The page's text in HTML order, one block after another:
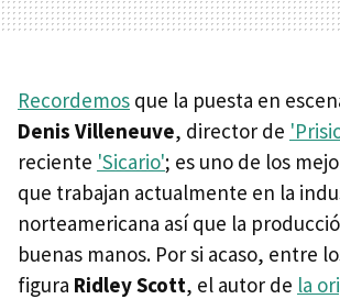
Recordemos que la puesta en
Denis Villeneuve, director de
reciente 'Sicario'; es uno de los
que trabajan actualmente en la
norteamericana así que la
buenas manos. Por si acaso, entre
figura Ridley Scott, el autor de la